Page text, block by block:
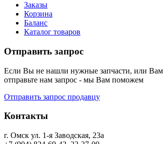
Заказы
Корзина
Баланс
Каталог товаров
Отправить запрос
Если Вы не нашли нужные запчасти, или Вам
отправьте нам запрос - мы Вам поможем
Отправить запрос продавцу
Контакты
г. Омск ул. 1-я Заводская, 23а